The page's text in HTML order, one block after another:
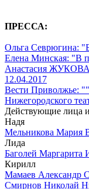
ПРЕССА:
Ольга Севрюгина:
Елена Минская: "В
Анастасия
12.04.2017
Вести Приволжье:
Нижегородского
Действующие лица
Надя
Мельникова Мария
Лида
Баголей Маргарита
Кирилл
Мамаев Александр
Смирнов Николай